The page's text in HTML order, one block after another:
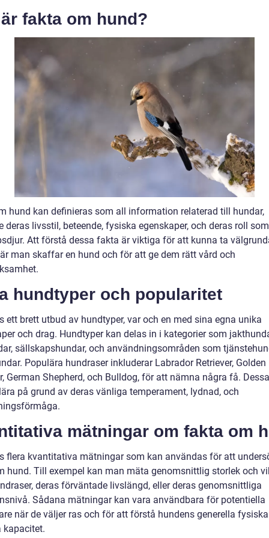
fakta om hund?
hund kan definieras som all information relaterad till hundar,
deras livsstil, beteende, fysiska egenskaper, och deras roll som
Att förstå dessa fakta är viktiga för att kunna ta
man skaffar en hund och för att ge dem rätt vård och
hundtyper och popularitet
ett brett utbud av hundtyper, var och en med sina egna unika
och drag. Hundtyper kan delas in i kategorier som
sällskapshundar, och användningsområden som
Populära hundraser inkluderar Labrador Retriever, Golden
German Shepherd, och Bulldog, för att nämna några få.
på grund av deras vänliga temperament, lydnad, och
mätningar om fakta om
flera kvantitativa mätningar som kan användas för att
hund. Till exempel kan man mäta genomsnittlig storlek och
deras förväntade livslängd, eller deras genomsnittliga
Sådana mätningar kan vara användbara för potentiella
när de väljer ras och för att förstå hundens generella
kapacitet.